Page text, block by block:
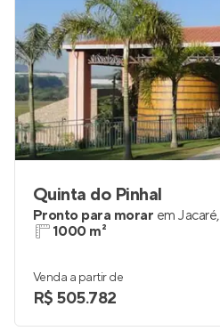
Quinta do Pinhal
Pronto para morar em Jacaré,
1000 m²
Venda a partir de
R$ 505.782